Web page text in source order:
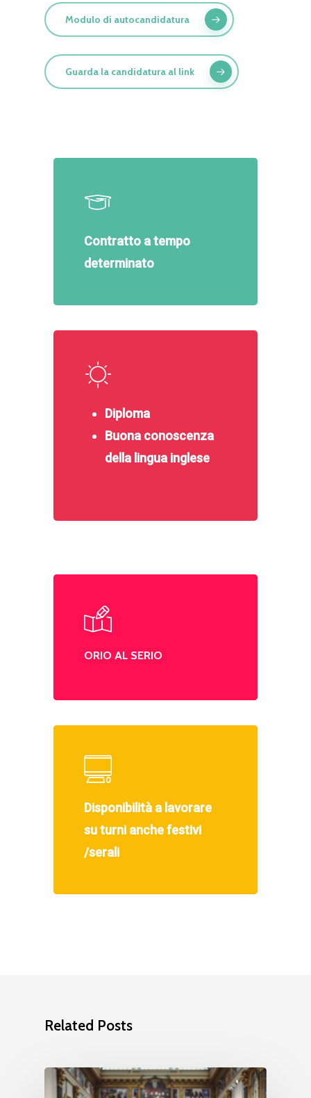
Modulo di autocandidatura
Guarda la candidatura al link
Contratto a tempo
determinato
Diploma
Buona conoscenza
della lingua inglese
ORIO AL SERIO
Disponibilità a lavorare
su turni anche festivi
/serali
Related Posts